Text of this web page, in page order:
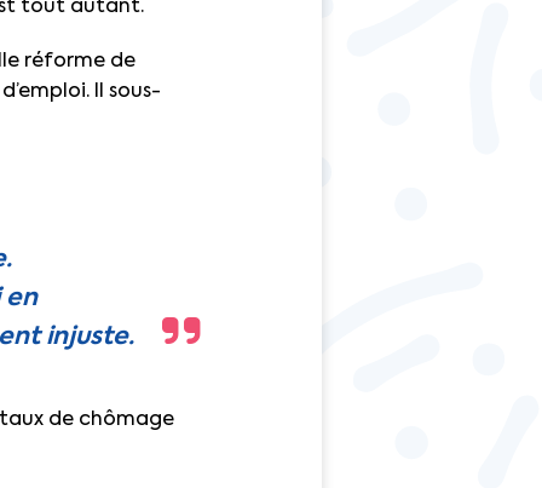
tout autant.
réforme de
Il sous-
en
injuste.
de chômage